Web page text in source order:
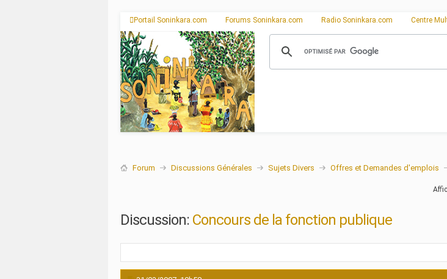
Portail Soninkara.com Forums Soninkara.com Radio Soninkara.com Centre
Forum Discussions Générales Sujets Divers Offres et Demandes d'emplois
Discussion: Concours de la fonction publique